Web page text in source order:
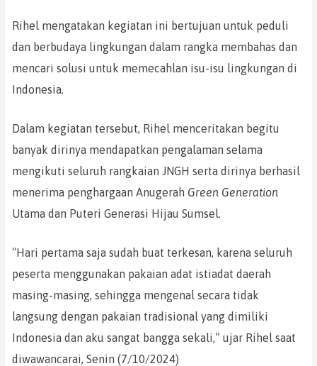
Rihel mengatakan kegiatan ini bertujuan untuk peduli
dan berbudaya lingkungan dalam rangka membahas dan
mencari solusi untuk memecahlan isu-isu lingkungan di
Indonesia.
Dalam kegiatan tersebut, Rihel menceritakan begitu
banyak dirinya mendapatkan pengalaman selama
mengikuti seluruh rangkaian JNGH serta dirinya berhasil
menerima penghargaan Anugerah Green Generation
Utama dan Puteri Generasi Hijau Sumsel.
“Hari pertama saja sudah buat terkesan, karena seluruh
peserta menggunakan pakaian adat istiadat daerah
masing-masing, sehingga mengenal secara tidak
langsung dengan pakaian tradisional yang dimiliki
Indonesia dan aku sangat bangga sekali,” ujar Rihel saat
diwawancarai, Senin (7/10/2024)